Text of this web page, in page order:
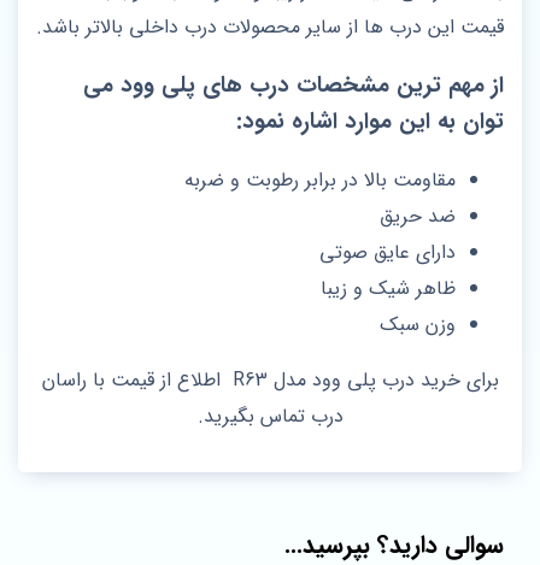
قیمت این درب ها از سایر محصولات درب داخلی بالاتر باشد.
از مهم ترین مشخصات درب های پلی وود می
توان به این موارد اشاره نمود:
مقاومت بالا در برابر رطوبت و ضربه
ضد حریق
دارای عایق صوتی
ظاهر شیک و زیبا
وزن سبک
برای خرید درب پلی وود مدل R63 اطلاع از قیمت با راسان
درب تماس بگیرید.
سوالی دارید؟ بپرسید...